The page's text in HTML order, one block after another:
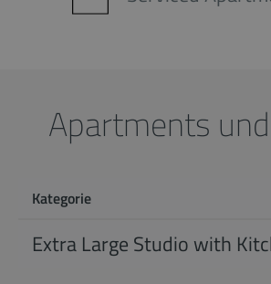
Apartments
Kategorie
Extra Large Studio with